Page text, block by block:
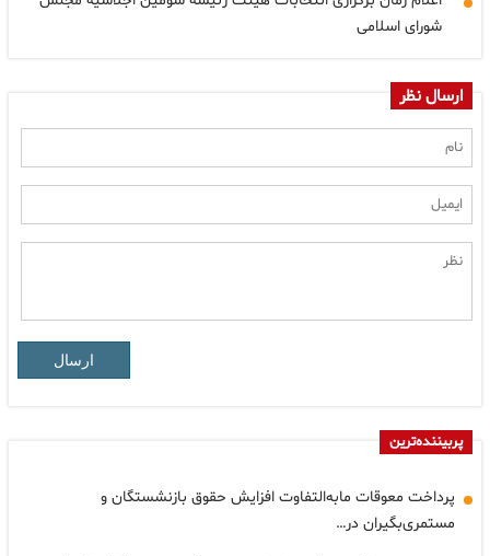
شورای اسلامی
ارسال نظر
ارسال
پربیننده‌ترین
پرداخت معوقات مابه‌التفاوت افزایش حقوق بازنشستگان و
مستمری‌بگیران در…